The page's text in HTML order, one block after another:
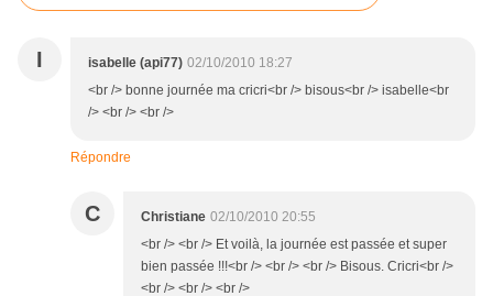
I isabelle (api77) 02/10/2010 18:27
<br /> bonne journée ma cricri<br /> bisous<br /> isabelle<br
/> <br /> <br />
Répondre
C Christiane 02/10/2010 20:55
<br /> <br /> Et voilà, la journée est passée et super
bien passée !!!<br /> <br /> <br /> Bisous. Cricri<br />
<br /> <br /> <br />